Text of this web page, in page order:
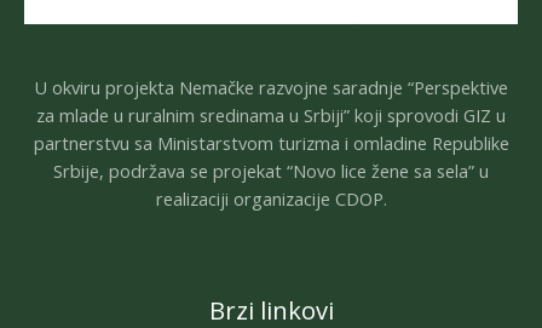
U okviru projekta Nemačke razvojne saradnje “Perspektive
za mlade u ruralnim sredinama u Srbiji” koji sprovodi GIZ u
partnerstvu sa Ministarstvom turizma i omladine Republike
Srbije, podržava se projekat “Novo lice žene sa sela” u
realizaciji organizacije CDOP.
Brzi linkovi